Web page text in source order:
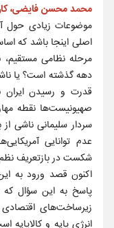
محمد محسن فایضی،
موضوعات زیادی
اصلی اینجا باشد که
مرحله نظامی
دهه گذشته است؟ یا
قدرت و رسیدن
صهیونیست‌ها نقطه
سردار سلیمانی ناشی
عدم توانایی
شکست در بازتعریف
اکنون قصد ورود به
پاسخ به این سؤال که
زیرساخت‌های
انرژی پایه و کالاپایه